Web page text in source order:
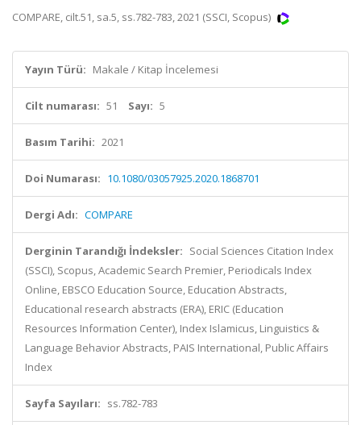
COMPARE, cilt.51, sa.5, ss.782-783, 2021 (SSCI, Scopus)
Yayın Türü: Makale / Kitap İncelemesi
Cilt numarası: 51 Sayı: 5
Basım Tarihi: 2021
Doi Numarası: 10.1080/03057925.2020.1868701
Dergi Adı: COMPARE
Derginin Tarandığı İndeksler: Social Sciences Citation Index
(SSCI), Scopus, Academic Search Premier, Periodicals Index
Online, EBSCO Education Source, Education Abstracts,
Educational research abstracts (ERA), ERIC (Education
Resources Information Center), Index Islamicus, Linguistics &
Language Behavior Abstracts, PAIS International, Public Affairs
Index
Sayfa Sayıları: ss.782-783